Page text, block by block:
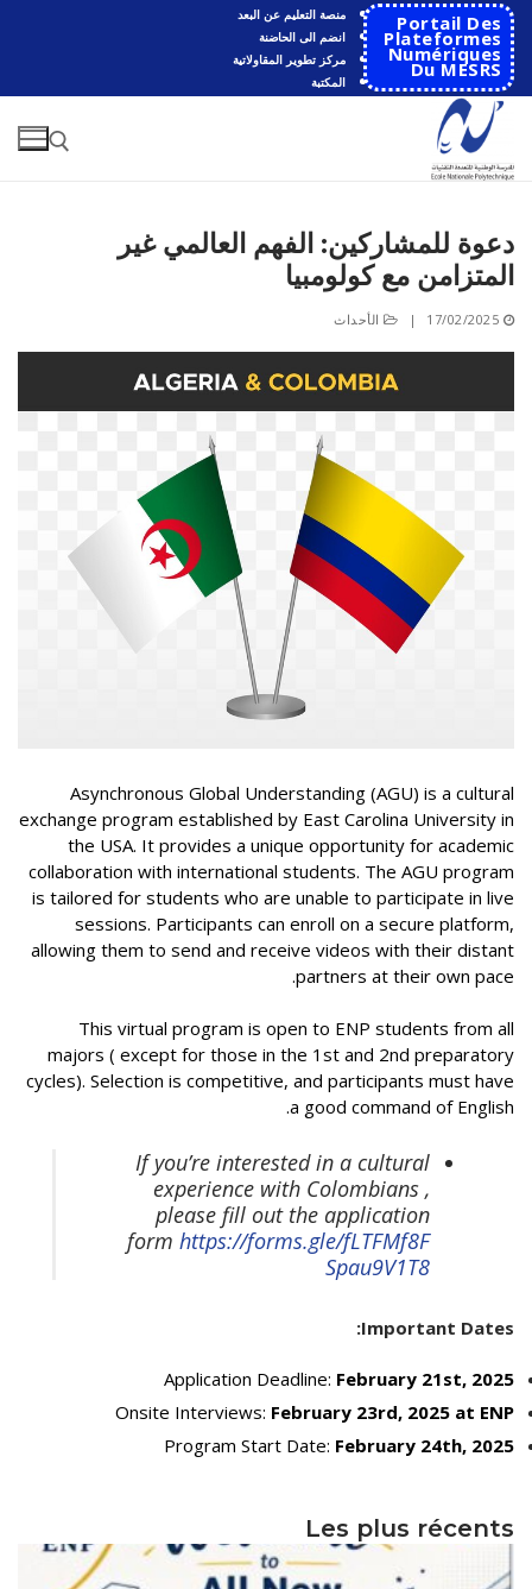
التجاوز
إلى
المحتوى
Portail Des
Plateformes
Numériques
Du MESRS
منصة التعليم عن البعد
انضم الى الحاضنة
مركز تطوير المقاولاتية
المكتبة
البحث
عن:
الرئيسية
مقدمة عن المدرسة
تاريخ المدرسة
كلمة ترحيب
الهيكل التنظيمي
المدريريات
نيابة المديرية المكلفة بالتدريس والشهادات والتكوين المستمر
نيابة مديرية نظم المعلومات والاتصالات والعلاقات الخارجية
المصالح
مديرية المستخدمين و التكوين و الأنشطة الثقافية و الرياضية
مديرية الميزانية والمالية
مركز الأنظمة والشبكات والتعليم المتلفز والتعليم عن بعد
البهو التكنولوجي
مركز الطبع والسمعي البصري
نوادي علمية
معرض الصور
حفلات التخرج
الأقســام
الهندسة الاتوماتكية
الهندسة الالكترونية
الهندسة الكهربائية
الهندسة الكيميائية
هندسة مدنية
الهندسة الميكانيكية
هندسة الصناعية
هندسة التعدين
الموارد المائية
السيطرة على المخاطر الصناعية والبيئية
هندسة المعادن
الأقــســــام الـتـحــضـيـريـــة
التعاون
البرامج والمنح الدراسية
ERASMUS+
جمعية تلاميذ و خريجي المدرسة الوطنية متعددة التقنيات
قائمة الشركاء
المنشورات
المجلات العلمية
رسالة إعلام
معلومات
البحث العلمي
المخابر
فعاليات علمية
CICOMM-25
ISSPA2024
محاضر متميز في IEEE في ENP
التحمـــيل
محضر اجتماع المجلس العلمي للمدرسة
الرزنامة البيداغوجية للسنة الجامعية 2025/2026
مسابقة الالتحاق بالطور الثاني للمدارس العليا 2024-2025
الرزنامة البيداغوجية للسنة الجامعية 2024/2025
الجداول الزمنية 2024-2025
شروط الإلتحاق بالمدرسة
القانون الداخلي
البرنامج الدراسي
التربصات
الشهادات
نماذج ما بعد التدرج
ميثاق الأداب والأخلاقيات الجامعية
الطلبة الجدد
الأبواب المفتوحة الافتراضية
الاتصال
اتصال
سجل
العربية
Fr
En
دعوة للمشاركين: الفهم العالمي غير
المتزامن مع كولومبيا
17/02/2025
| الأحداث
Asynchronous Global Understanding (AGU) is a cultural
exchange program established by East Carolina University in
the USA. It provides a unique opportunity for academic
collaboration with international students. The AGU program
is tailored for students who are unable to participate in live
sessions. Participants can enroll on a secure platform,
allowing them to send and receive videos with their distant
partners at their own pace.
This virtual program is open to ENP students from all
majors ( except for those in the 1st and 2nd preparatory
cycles). Selection is competitive, and participants must have
a good command of English.
If you’re interested in a cultural
experience with Colombians ,
please fill out the application
formhttps://forms.gle/fLTFMf8F
Spau9V1T8
Important Dates:
Application Deadline: February 21st, 2025
Onsite Interviews: February 23rd, 2025 at ENP
Program Start Date: February 24th, 2025
Les plus récents